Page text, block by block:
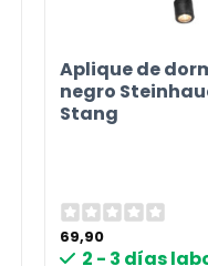
Aplique de
negro
Stang
69,90
2 - 3 días